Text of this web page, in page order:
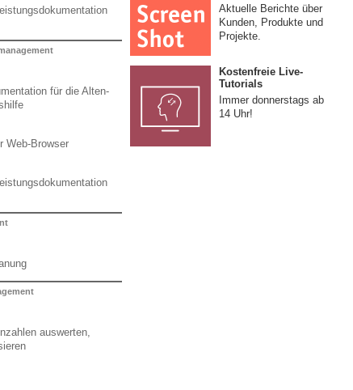
für die Alten-
Web-Browser
auswerten,
Aktuelle Berichte über
Kunden, Produkte und
Projekte.
Kostenfreie Live-
Tutorials
Immer donnerstags ab
14 Uhr!